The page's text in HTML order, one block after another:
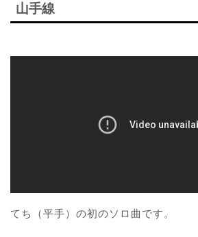
山手線
てち（平手）の初のソロ曲です。